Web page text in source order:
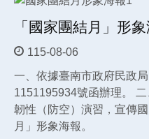
「國家團結月」形
115-08-06
一、依據臺南市政府民政
1151195934號函辦理。
韌性（防空）演習，宣傳
月」形象海報。